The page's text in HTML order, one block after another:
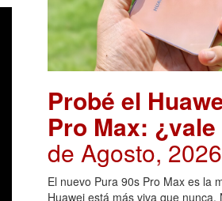
Probé el
Pro Max:
de Agosto,
El nuevo Pura 90s Pro Max es la
Huawei está más viva que